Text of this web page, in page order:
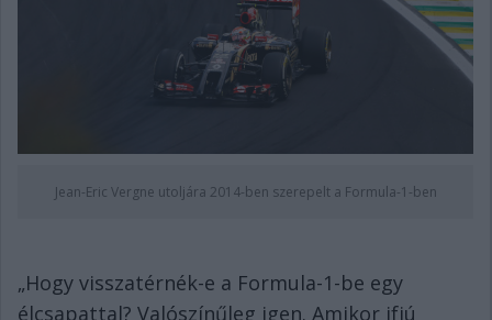
Jean-Eric Vergne utoljára 2014-ben szerepelt a Formula-1-ben
„Hogy visszatérnék-e a Formula-1-be egy
élcsapattal? Valószínűleg igen. Amikor ifjú